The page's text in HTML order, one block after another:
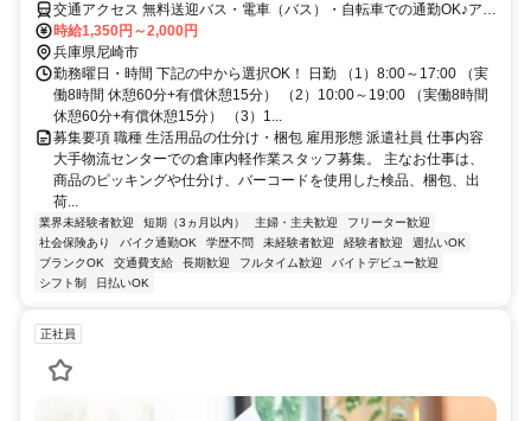
交通アクセス 無料送迎バス・電車（バス）・自転車での通勤OK♪アク
セス便利♪ 下記駅から無料送迎バスが出ています！ ★JR・阪神の尼
崎駅・阪急十三駅 阪神なんば線・阪神本線「尼崎」駅より自転車12
分 阪神本線・阪神本線「武庫川」駅よりバイク11分 大阪メトロ中央
線「弁天町」駅 バイク17分 ＪＲゆめ咲線「ユニバーサルシティ駅」
駅 バイク23分
時給1,350円～2,000円
兵庫県尼崎市
勤務曜日・時間 下記の中から選択OK！ 日勤 （1）8:00～17:00 （実
働8時間 休憩60分+有償休憩15分） （2）10:00～19:00 （実働8時間
休憩60分+有償休憩15分） （3）1...
募集要項 職種 生活用品の仕分け・梱包 雇用形態 派遣社員 仕事内容
大手物流センターでの倉庫内軽作業スタッフ募集。 主なお仕事は、
商品のピッキングや仕分け、バーコードを使用した検品、梱包、出
荷...
業界未経験者歓迎 短期（3ヵ月以内） 主婦・主夫歓迎
フリーター歓迎
社会保険あり
バイク通勤OK 学歴不問 未経験者歓迎 経験者歓迎
週払いOK
ブランクOK
交通費支給 長期歓迎 フルタイム歓迎
バイトデビュー歓迎
シフト制
日払いOK
正社員